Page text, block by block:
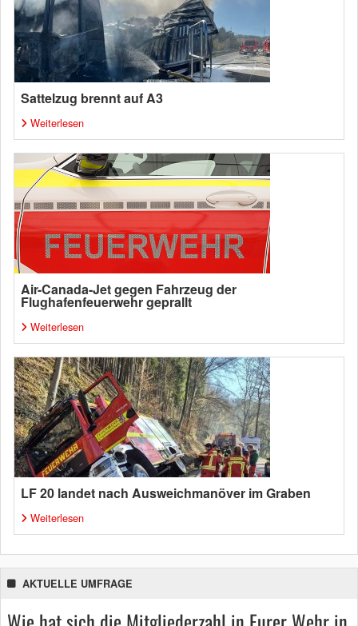
Sattelzug brennt auf A3
Weiterlesen
Air-Canada-Jet gegen Fahrzeug der
Flughafenfeuerwehr geprallt
Weiterlesen
LF 20 landet nach Ausweichmanöver im Graben
Weiterlesen
AKTUELLE UMFRAGE